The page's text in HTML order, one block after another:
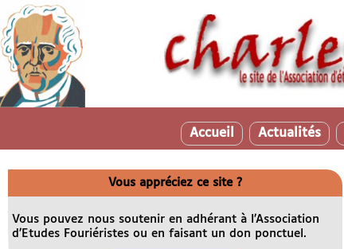
Accueil Actualités
Vous appréciez ce site ?
Vous pouvez nous soutenir en adhérant à l’Association
d’Etudes Fouriéristes ou en faisant un don ponctuel.